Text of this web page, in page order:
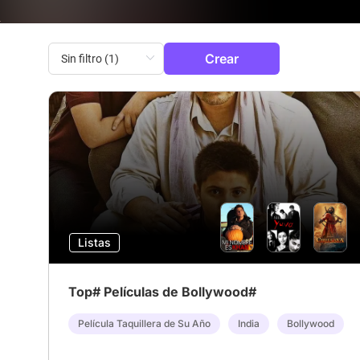
Crear
Listas
Top# Películas de Bollywood#
Película Taquillera de Su Año India Bollywood